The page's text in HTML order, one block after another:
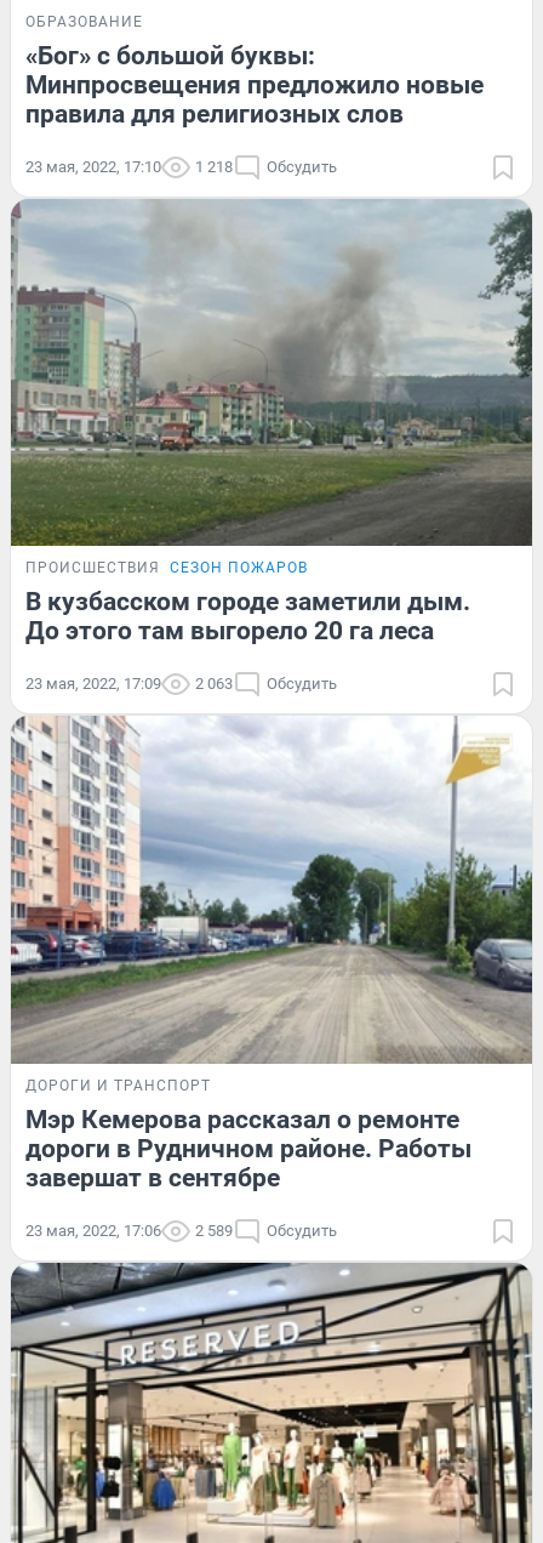
ОБРАЗОВАНИЕ
«Бог» с большой буквы:
Минпросвещения предложило новые
правила для религиозных слов
23 мая, 2022, 17:10 1 218 Обсудить
ПРОИСШЕСТВИЯ СЕЗОН ПОЖАРОВ
В кузбасском городе заметили дым.
До этого там выгорело 20 га леса
23 мая, 2022, 17:09 2 063 Обсудить
ДОРОГИ И ТРАНСПОРТ
Мэр Кемерова рассказал о ремонте
дороги в Рудничном районе. Работы
завершат в сентябре
23 мая, 2022, 17:06 2 589 Обсудить